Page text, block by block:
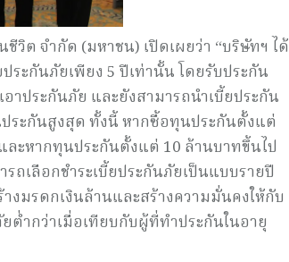
วิต จำกัด (มหาชน) เปิดเผยว่า “บริษัทฯ ได้
ะกันภัยเพียง 5 ปีเท่านั้น โดยรับประกัน
าประกันภัย และยังสามารถนำเบี้ยประกัน
ระกันสูงสุด ทั้งนี้ หากซื้อทุนประกันตั้งแต่
ละหากทุนประกันตั้งแต่ 10 ล้านบาทขึ้นไป
ถเลือกชำระเบี้ยประกันภัยเป็นแบบรายปี
งมรดกเงินล้านและสร้างความมั่นคงให้กับ
ต่ำกว่าเมื่อเทียบกับผู้ที่ทำประกันในอายุ